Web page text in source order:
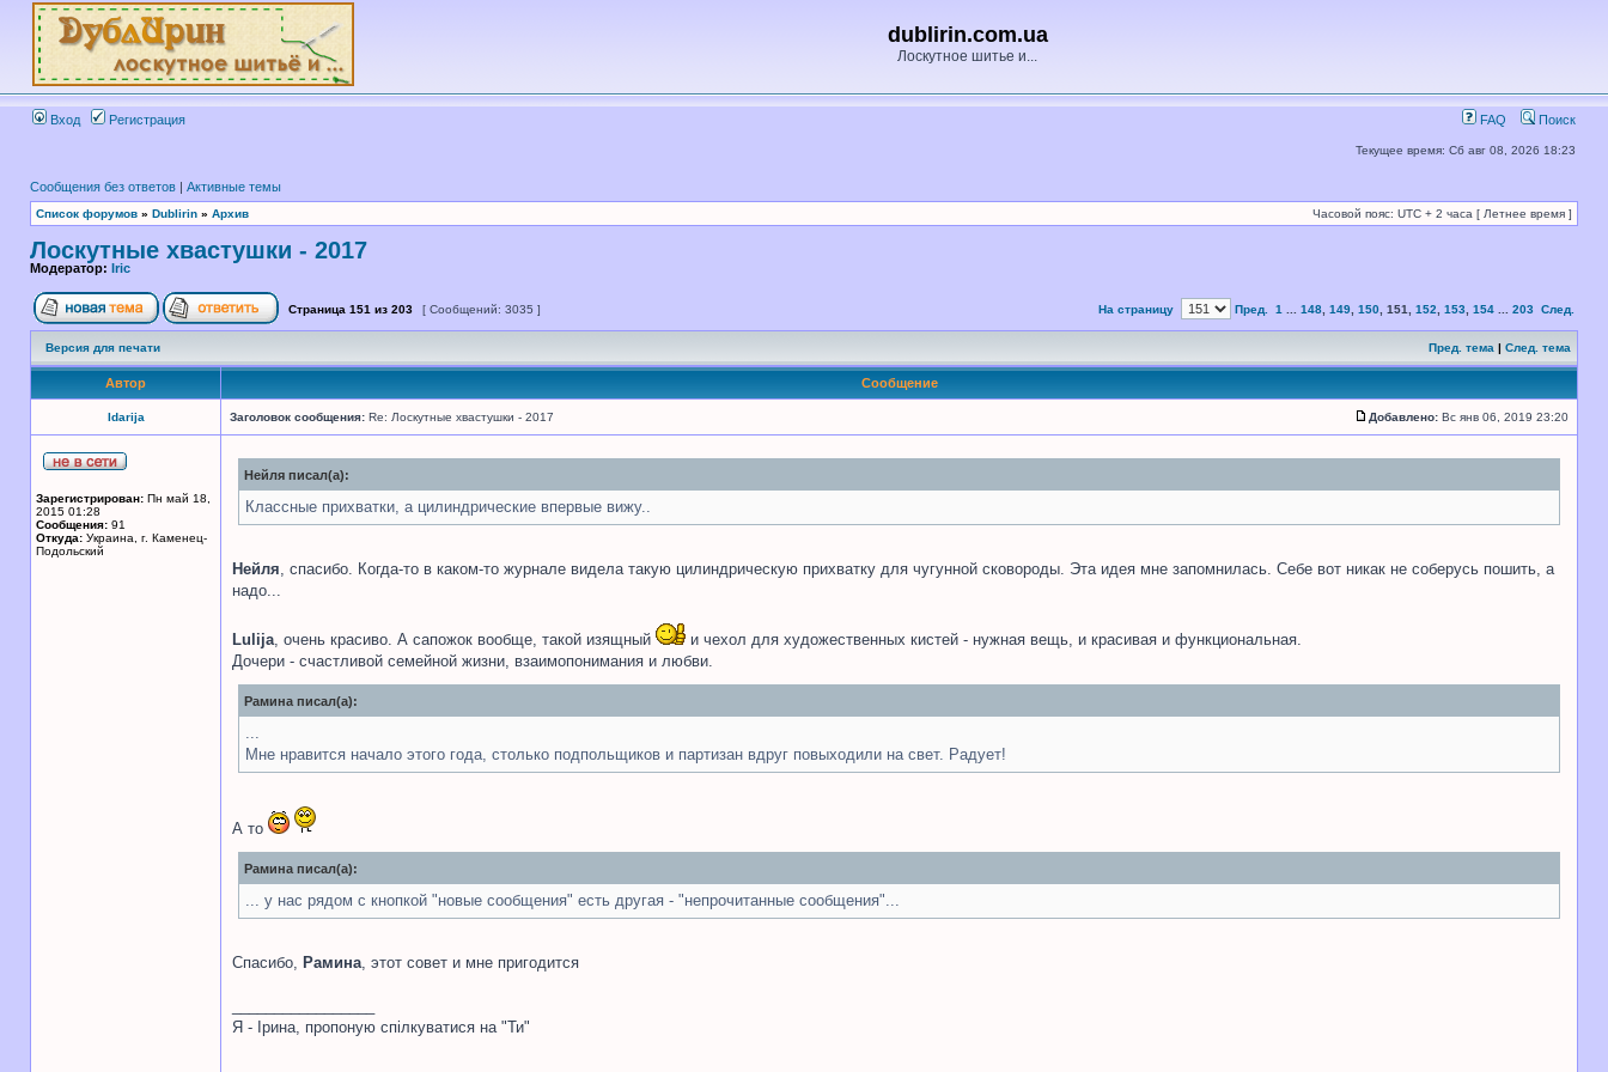
dublirin.com.ua
Лоскутное шитье и...
Вход Регистрация FAQ Поиск
Текущее время: Сб авг 08, 2026 18:23
Сообщения без ответов | Активные темы
Список форумов » Dublirin » Архив Часовой пояс: UTC + 2 часа [ Летнее время ]
Лоскутные хвастушки - 2017
Модератор: Iric
Страница 151 из 203 [ Сообщений: 3035 ] На страницу Пред. 1 148 149 150 151 152 153 154 203 След.
Версия для печати Пред. тема | След. тема
Автор Сообщение
Idarija Заголовок сообщения: Re: Лоскутные хвастушки - 2017 Добавлено: Вс янв 06, 2019 23:20
Зарегистрирован: Пн май 18,
2015 01:28
Сообщения: 91
Откуда: Украина, г. Каменец-
Подольский
Нейля писал(а):
Классные прихватки, а цилиндрические впервые вижу..
Нейля, спасибо. Когда-то в каком-то журнале видела такую цилиндрическую прихватку для чугунной сковороды. Эта идея мне запомнилась. Себе вот никак не соберусь пошить, а
надо...
Lulija, очень красиво. А сапожок вообще, такой изящный
и чехол для художественных кистей - нужная вещь, и красивая и функциональная.
Дочери - счастливой семейной жизни, взаимопонимания и любви.
Рамина писал(а):
...
Мне нравится начало этого года, столько подпольщиков и партизан вдруг повыходили на свет. Радует!
А то
Рамина писал(а):
... у нас рядом с кнопкой "новые сообщения" есть другая - "непрочитанные сообщения"...
Спасибо, Рамина, этот совет и мне пригодится
Я - Ірина, пропоную спілкуватися на "Ти"